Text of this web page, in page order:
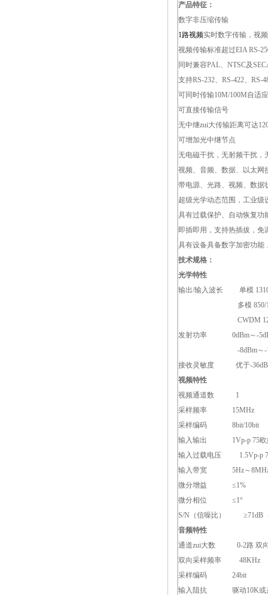
产品特征：
数字非压缩传输
1路视频实时数字传输，视
视频传输标准超过EIA RS-
同时兼容PAL、NTSC及
支持RS-232、RS-422、RS-
可同时传输10M/100M自适
可直接传输信号
无中继zui大传输距离可达
可增加光中继节点
无电磁干扰，无射频干扰，
视频、音频、数据、以太网
带电源、光路、视频、数据
超级光学动态范围，工业级
具有过载保护、自动恢复功
即插即用，支持热插拔，免
具有设备具备数字加密功能
技术规格：
光学特性
输出/输入波长 单模
多模 850/
CWDM
发射功率 0dBm～-
-8dBm～-
接收灵敏度 优于-
视频特性
视频通道数 1
采样频率 15MHz
采样编码 8bit/10bit
输入输出 1Vp-p 75欧
输入过载电压 1.5Vp-p
输入带宽 5Hz～
微分增益 ≤1%
微分相位 ≤1°
S/N（信噪比） ≥71dB
音频特性
通道zui大数 0-2路 双
双向采样频率 48KHz
采样编码 24bit
输入阻抗 驱动10K或